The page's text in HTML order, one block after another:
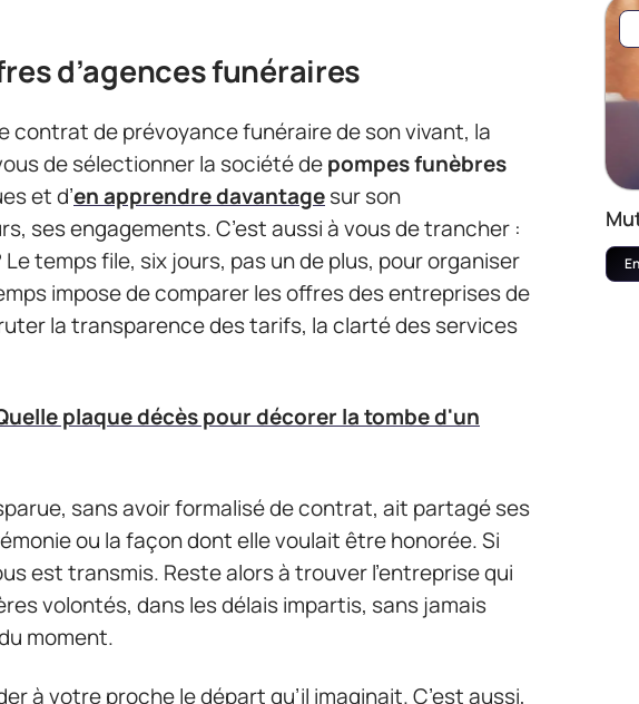
d’agences funéraires
contrat de prévoyance funéraire de son vivant, la
de sélectionner la société depompes funèbres
et d’en apprendre davantagesur son
ses engagements. C’est aussi à vous de trancher :
temps file, six jours, pas un de plus, pour organiser
impose de comparer les offres des entreprises de
la transparence des tarifs, la clarté des services
plaque décès pour décorer la tombe d'un
sans avoir formalisé de contrat, ait partagé ses
ou la façon dont elle voulait être honorée. Si
est transmis. Reste alors à trouver l’entreprise qui
volontés, dans les délais impartis, sans jamais
moment.
à votre proche le départ qu’il imaginait. C’est aussi,